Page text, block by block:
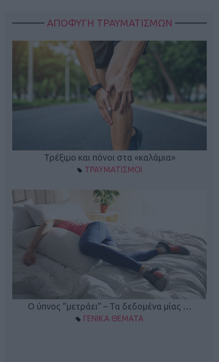
ΑΠΟΦΥΓΗ ΤΡΑΥΜΑΤΙΣΜΩΝ
Τρέξιμο και πόνοι στα «καλάμια»
ΤΡΑΥΜΑΤΙΣΜΟΙ
Ο ύπνος “μετράει” – Τα δεδομένα μίας …
ΓΕΝΙΚΑ ΘΕΜΑΤΑ